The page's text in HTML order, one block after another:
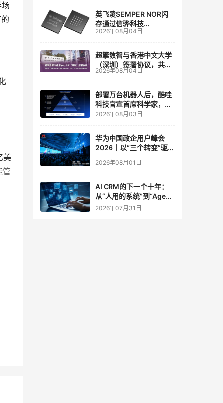
美
管
英飞凌SEMPER NOR闪
存通过信骅科技
AST2700 BMC认证，全
管理
2026年08月04日
超擎数智与香港中文大学
（深圳）签署协议，共建
人工智能和边缘计算联合
2026年08月04日
部署万台机器人后，酷哇
科技官宣首席科学家，要
让世界模型交付生产力
2026年08月03日
华为中国政企用户峰会
2026｜以“三个转变”驱动
2026年08月01日
AI CRM的下一个十年：
从“人用的系统”到“Agent
调用的底座”
2026年07月31日